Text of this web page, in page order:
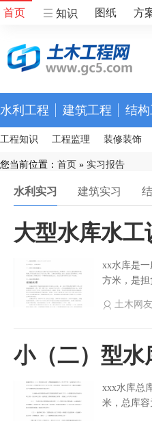
首页 知识 图纸 方
水利工程 建筑工程 结
工程知识 工程监理 装修装饰
您当前位置： 首页 » 实习报告
水利实习 建筑实习
大型水库水工
xx水库是一
方米，是
土木网友
小（二）型水
xxx水库总
米，总库